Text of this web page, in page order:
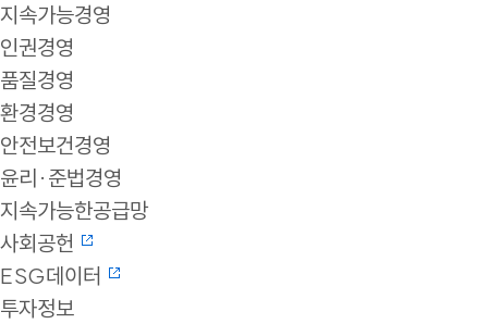
지속가능경영
인권경영
품질경영
환경경영
안전보건경영
윤리·준법경영
지속가능한공급망
사회공헌
ESG데이터
투자정보